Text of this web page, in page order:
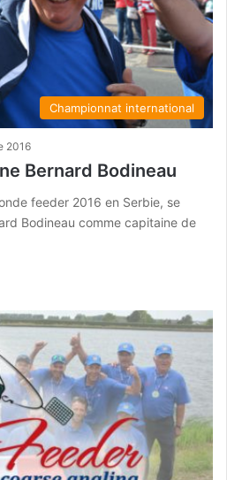
Championnat international
2016
Bernard Bodineau
feeder 2016 en Serbie, se
Bodineau comme capitaine de